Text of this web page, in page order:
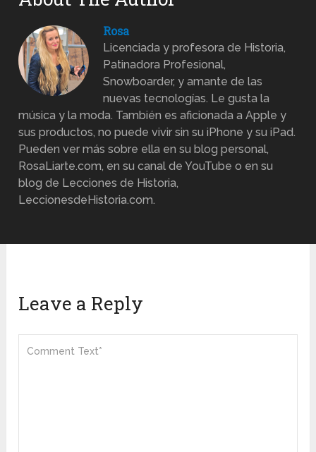
Rosa
Licenciada y profesora de Historia,
Patinadora Profesional,
Snowboarder, y amante de las
nuevas tecnologías. Le gusta la
música y la moda. También es aficionada a Apple y
sus productos, no puede vivir sin su iPhone y su iPad.
Pueden ver más sobre ella en su blog personal,
RosaLiarte.com, en su canal de YouTube o en su
blog de Lecciones de Historia,
LeccionesdeHistoria.com.
Leave a Reply